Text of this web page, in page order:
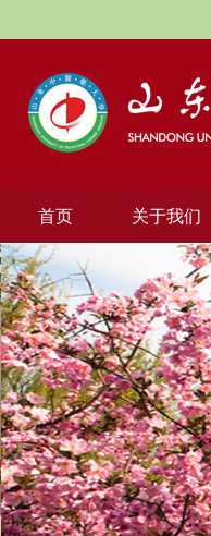
首页 关于我们